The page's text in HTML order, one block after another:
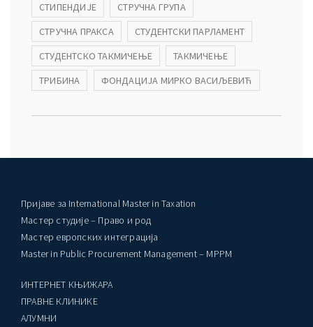
СТИПЕНДИЈЕ
СТРУЧНА ГРУПА
СТРУЧНА ПРАКСА
СТУДЕНТСКИ ПАРЛАМЕНТ
СТУДЕНТСКО ТАКМИЧЕЊЕ
ТАКМИЧЕЊЕ
ТРИБИНА
ФОНДАЦИЈА МИРКО ВАСИЉЕВИЋ
Пријаве за International Master in Taxation
Мастер студије – Право и род
Мастер европских интеграција
Master in Public Procurement Management – MPPM
ИНТЕРНЕТ КЊИЖАРА
ПРАВНЕ КЛИНИКЕ
AЛУМНИ